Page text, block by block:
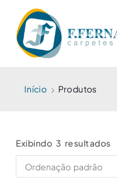
Início Produtos
Exibindo 3 resultados